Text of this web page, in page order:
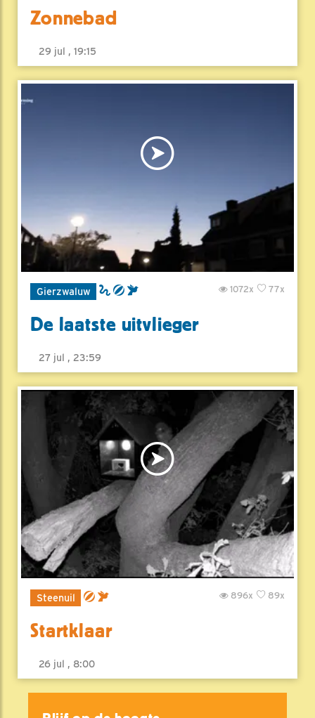
Zonnebad
29 jul , 19:15
Gierzwaluw 77x
1072x
De laatste uitvlieger
27 jul , 23:59
Steenuil 89x
896x
Startklaar
26 jul , 8:00